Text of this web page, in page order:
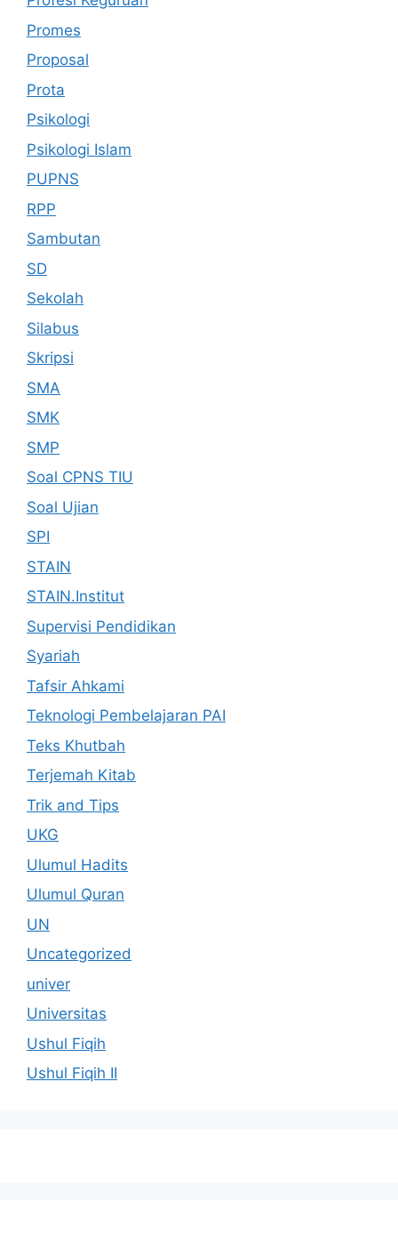
Promes
Proposal
Prota
Psikologi
Psikologi Islam
PUPNS
RPP
Sambutan
SD
Sekolah
Silabus
Skripsi
SMA
SMK
SMP
Soal CPNS TIU
Soal Ujian
SPI
STAIN
STAIN.Institut
Supervisi Pendidikan
Syariah
Tafsir Ahkami
Teknologi Pembelajaran PAI
Teks Khutbah
Terjemah Kitab
Trik and Tips
UKG
Ulumul Hadits
Ulumul Quran
UN
Uncategorized
univer
Universitas
Ushul Fiqih
Ushul Fiqih II